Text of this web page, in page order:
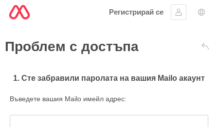
Регистрирай се
Впиши се
Проблем с достъпа
1. Сте забравили паролата на вашия Mailo акаунт
Въведете вашия Mailo имейл адрес: